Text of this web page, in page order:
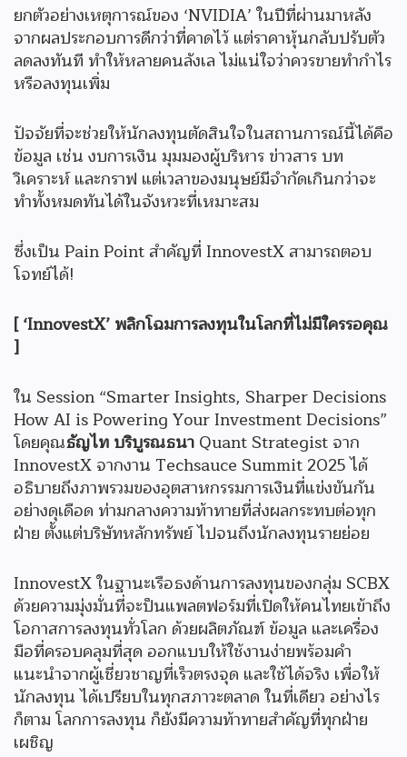
ยกตัวอย่างเหตุการณ์ของ ‘NVIDIA’ ในปีที่ผ่านมาหลัง
จากผลประกอบการดีกว่าที่คาดไว้ แต่ราคาหุ้นกลับปรับตัว
ลดลงทันที ทำให้หลายคนลังเล ไม่แน่ใจว่าควรขายทำกำไร
หรือลงทุนเพิ่ม
ปัจจัยที่จะช่วยให้นักลงทุนตัดสินใจในสถานการณ์นี้ได้คือ
ข้อมูล เช่น งบการเงิน มุมมองผู้บริหาร ข่าวสาร บท
วิเคราะห์ และกราฟ แต่เวลาของมนุษย์มีจำกัดเกินกว่าจะ
ทำทั้งหมดทันได้ในจังหวะที่เหมาะสม
ซึ่งเป็น Pain Point สำคัญที่ InnovestX สามารถตอบ
โจทย์ได้!
[ ‘InnovestX’ พลิกโฉมการลงทุนในโลกที่ไม่มีใครรอคุณ
]
ใน Session “Smarter Insights, Sharper Decisions
How AI is Powering Your Investment Decisions”
โดยคุณธัญไท บริบูรณธนา Quant Strategist จาก
InnovestX จากงาน Techsauce Summit 2025 ได้
อธิบายถึงภาพรวมของอุตสาหกรรมการเงินที่แข่งขันกัน
อย่างดุเดือด ท่ามกลางความท้าทายที่ส่งผลกระทบต่อทุก
ฝ่าย ตั้งแต่บริษัทหลักทรัพย์ ไปจนถึงนักลงทุนรายย่อย
InnovestX ในฐานะเรือธงด้านการลงทุนของกลุ่ม SCBX
ด้วยความมุ่งมั่นที่จะป็นแพลตฟอร์มที่เปิดให้คนไทยเข้าถึง
โอกาสการลงทุนทั่วโลก ด้วยผลิตภัณฑ์ ข้อมูล และเครื่อง
มือที่ครอบคลุมที่สุด ออกแบบให้ใช้งานง่ายพร้อมคำ
แนะนำจากผู้เชี่ยวชาญที่เร็วตรงจุด และใช้ได้จริง เพื่อให้
นักลงทุน ได้เปรียบในทุกสภาวะตลาด ในที่เดียว อย่างไร
ก็ตาม โลกการลงทุน ก็ยังมีความท้าทายสำคัญที่ทุกฝ่าย
เผชิญ